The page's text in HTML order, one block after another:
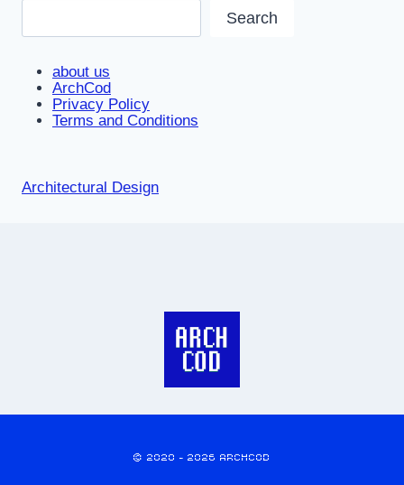
Search
about us
ArchCod
Privacy Policy
Terms and Conditions
Architectural Design
© 2020 - 2026 ARCHCOD